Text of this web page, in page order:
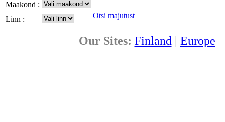
Maakond :
Linn :
Otsi majutust
Our Sites: Finland | Europe